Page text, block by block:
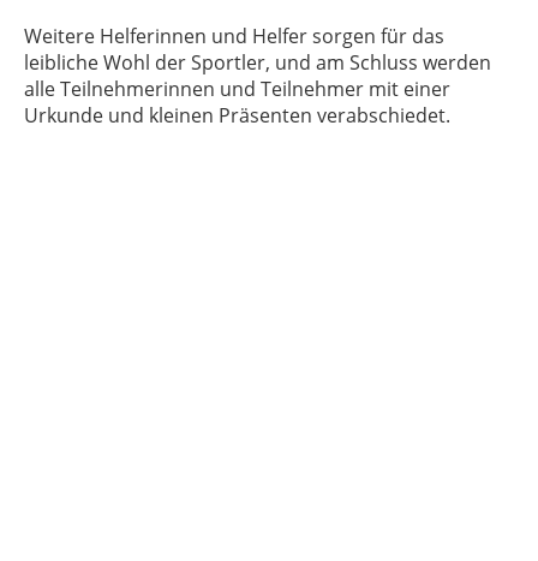
Weitere Helferinnen und Helfer sorgen für das
leibliche Wohl der Sportler, und am Schluss werden
alle Teilnehmerinnen und Teilnehmer mit einer
Urkunde und kleinen Präsenten verabschiedet.